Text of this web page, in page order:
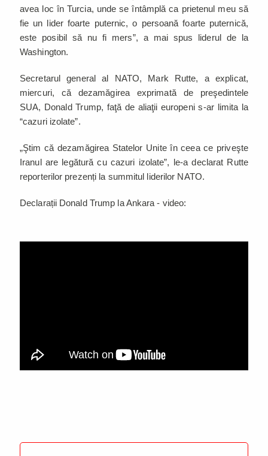
avea loc în Turcia, unde se întâmplă ca prietenul meu să
fie un lider foarte puternic, o persoană foarte puternică,
este posibil să nu fi mers”, a mai spus liderul de la
Washington.
Secretarul general al NATO, Mark Rutte, a explicat,
miercuri, că dezamăgirea exprimată de preşedintele
SUA, Donald Trump, faţă de aliaţii europeni s-ar limita la
“cazuri izolate”.
„Ştim că dezamăgirea Statelor Unite în ceea ce priveşte
Iranul are legătură cu cazuri izolate”, le-a declarat Rutte
reporterilor prezenți la summitul liderilor NATO.
Declarații Donald Trump la Ankara - video: